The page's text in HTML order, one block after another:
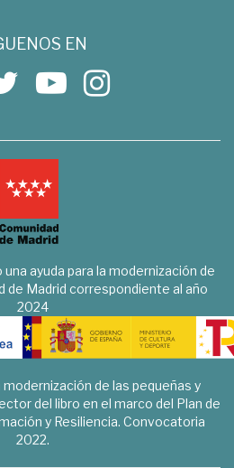
EN
ayuda para la modernización de
de Madrid correspondiente al año
2024
modernización de las pequeñas y
del libro en el marco del Plan de
y Resiliencia. Convocatoria
2022.